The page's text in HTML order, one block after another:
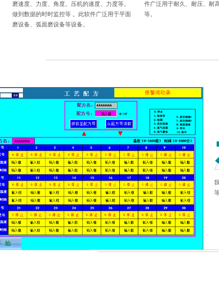
磨速度、力度、角度。压机的速度、力度等。
做到数据的时时监控等 。此软件广泛用于平面
磨设备、弧面磨设备等设备。
件广泛用于耐久、耐压、耐
等。